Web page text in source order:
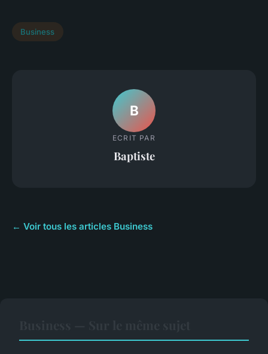
Business
B
ECRIT PAR
Baptiste
← Voir tous les articles Business